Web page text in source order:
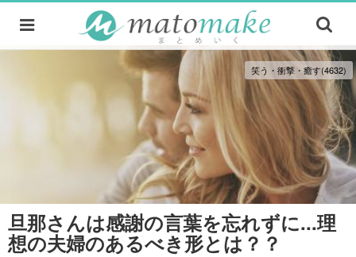
笑う・衝撃・癒す(4632)
旦那さんは感謝の言葉を忘れずに...理
想の夫婦のあるべき形とは？？